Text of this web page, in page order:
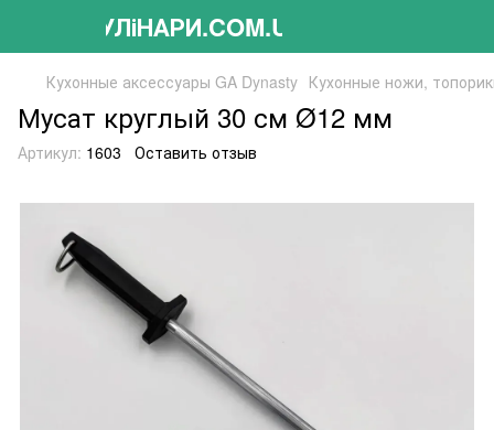
КУЛіНАРИ.COM.UA
Кухонные аксессуары GA Dynasty Кухонные ножи,
Мусат круглый 30 см Ø12 мм
Артикул: 1603 Оставить отзыв